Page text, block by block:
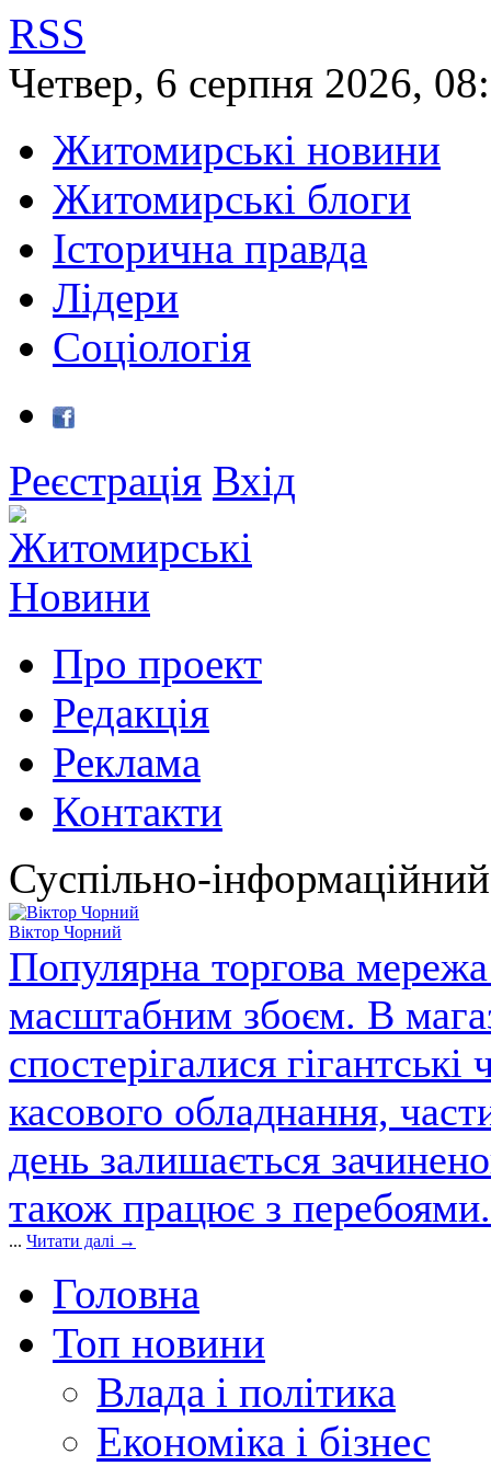
RSS
Четвер, 6 серпня 2026,
Житомирські новини
Житомирські блоги
Історична правда
Лідери
Соціологія
Реєстрація Вхід
Про проект
Редакція
Реклама
Контакти
Суспільно-
Віктор Чорний
Популярна торгова
масштабним збоєм. В
спостерігалися
касового обладнання,
день залишається
також працює з
... Читати далі →
Головна
Топ новини
Влада і політика
Економіка і бізнес